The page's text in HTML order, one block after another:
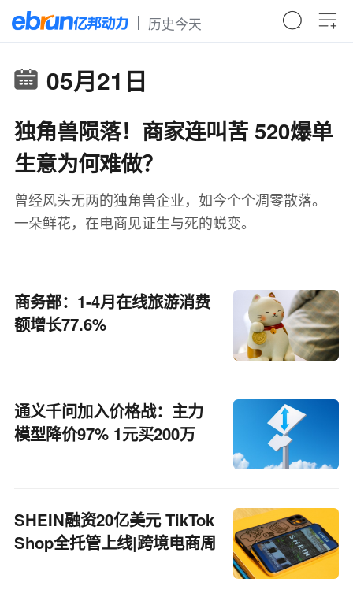
历史今天
05月21日
独角兽陨落！商家连叫苦 520爆单
生意为何难做？
曾经风头无两的独角兽企业，如今个个凋零散落。
一朵鲜花，在电商见证生与死的蜕变。
商务部：1-4月在线旅游消费
额增长77.6%
通义千问加入价格战：主力
模型降价97% 1元买200万
SHEIN融资20亿美元 TikTok
Shop全托管上线|跨境电商周